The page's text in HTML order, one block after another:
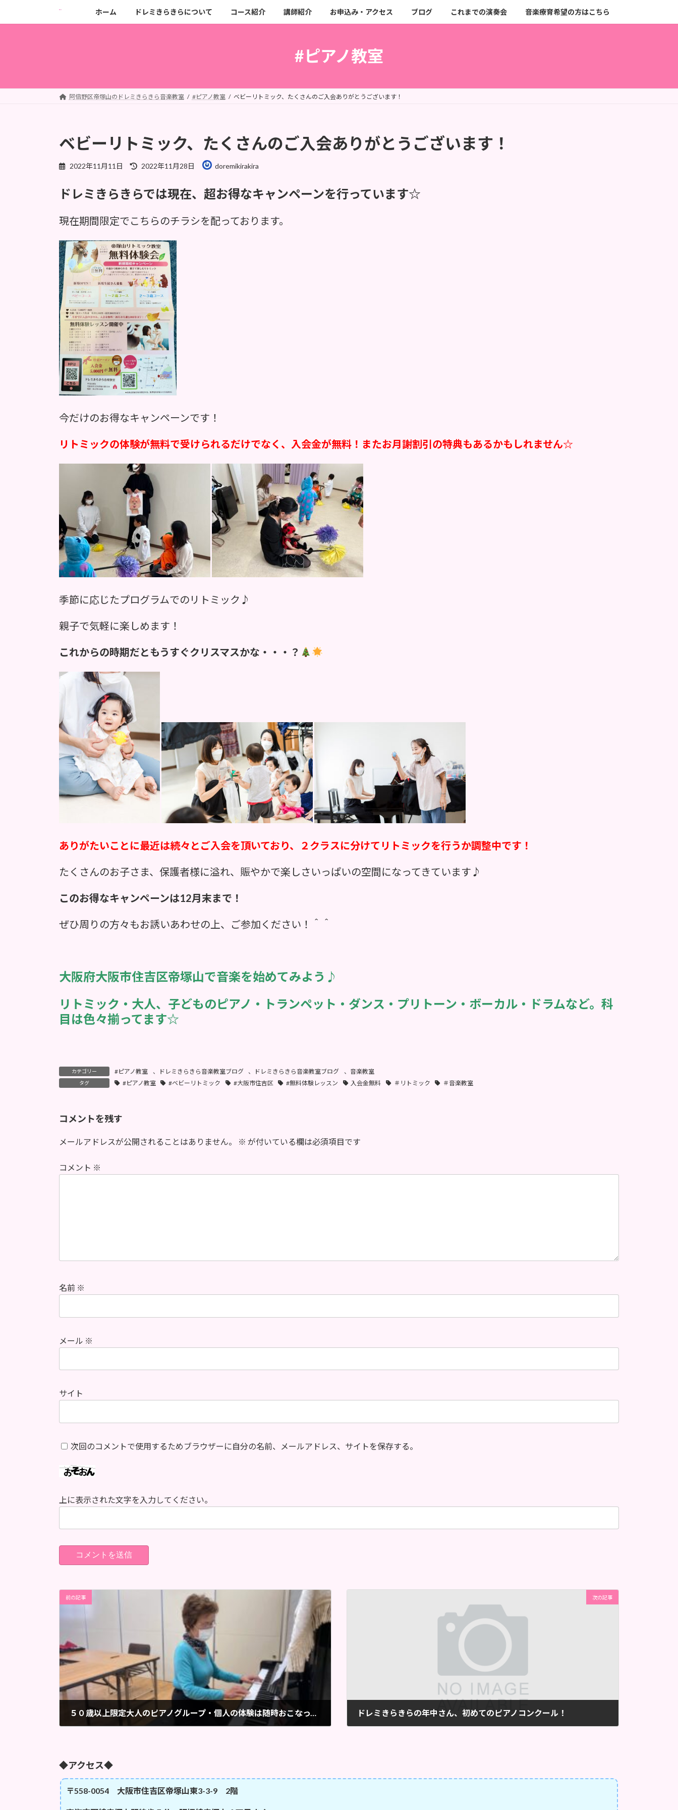
キ
に
ホーム ドレミきらきらについて コース紹介 講師紹介 お申込み・アクセス ブログ これまでの演奏会 音楽療育希望の方はこちら
#ピアノ教室
阿倍野区帝塚山のドレミきらきら音楽教室 #ピアノ教室 ベビーリトミック、たくさんのご入会ありがとうございます！
ベビーリトミック、たくさんのご入会ありがとうございます！
2022年11月11日
最
新
:
2022年11月28日 doremikirakira
ドレミきらきらでは現在、超お得なキャンペーンを行っています☆
現在期間限定でこちらのチラシを配っております。
今だけのお得なキャンペーンです！
リトミックの体験が無料で受けられるだけでなく、入会金が無料！またお月謝割引の特典もあるかもしれません☆
季節に応じたプログラムでのリトミック♪
親子で気軽に楽しめます！
これからの時期だともうすぐクリスマスかな・・・？
ありがたいことに最近は続々とご入会を頂いており、２クラスに分けてリトミックを行うか調整中です！
たくさんのお子さま、保護者様に溢れ、賑やかで楽しさいっぱいの空間になってきています♪
このお得なキャンペーンは12月末まで！
ぜひ周りの方々もお誘いあわせの上、ご参加ください！＾＾
大阪府大阪市住吉区帝塚山で音楽を始めてみよう♪
リトミック・大人、子どものピアノ・トランペット・ダンス・プリトーン・ボーカル・ドラムなど。科
目は色々揃ってます☆
カテゴリー #ピアノ教室 、 ドレミきらきら音楽教室ブログ 、 ドレミきらきら音楽教室ブログ 、 音楽教室
タグ #ピアノ教室 #ベビーリトミック #大阪市住吉区 #無料体験レッスン 入会金無料 ＃リトミック ＃音楽教室
コメントを残す
メールアドレスが公開されることはありません。 ※ が付いている欄は必須項目です
コメント ※
名前 ※
メール ※
サイト
次回のコメントで使用するためブラウザーに自分の名前、メールアドレス、サイトを保存する。
上に表示された文字を入力してください。
前の記事
５０歳以上限定大人のピアノグループ・個人の体験は随時おこなっています。
次の記事
ドレミきらきらの年中さん、初めてのピアノコンクール！
◆アクセス◆
〒558-0054 大阪市住吉区帝塚山東3-3-9 2階